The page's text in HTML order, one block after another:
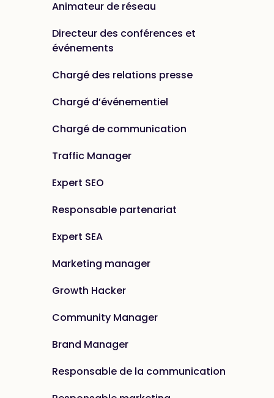
Animateur de réseau
Directeur des conférences et
événements
Chargé des relations presse
Chargé d’événementiel
Chargé de communication
Traffic Manager
Expert SEO
Responsable partenariat
Expert SEA
Marketing manager
Growth Hacker
Community Manager
Brand Manager
Responsable de la communication